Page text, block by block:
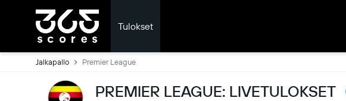
Tulokset
Jalkapallo Premier League
PREMIER LEAGUE: LIVETULOKSET